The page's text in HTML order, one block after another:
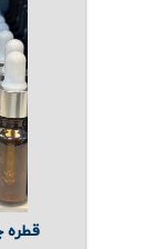
قطره چکان ۱۸میل